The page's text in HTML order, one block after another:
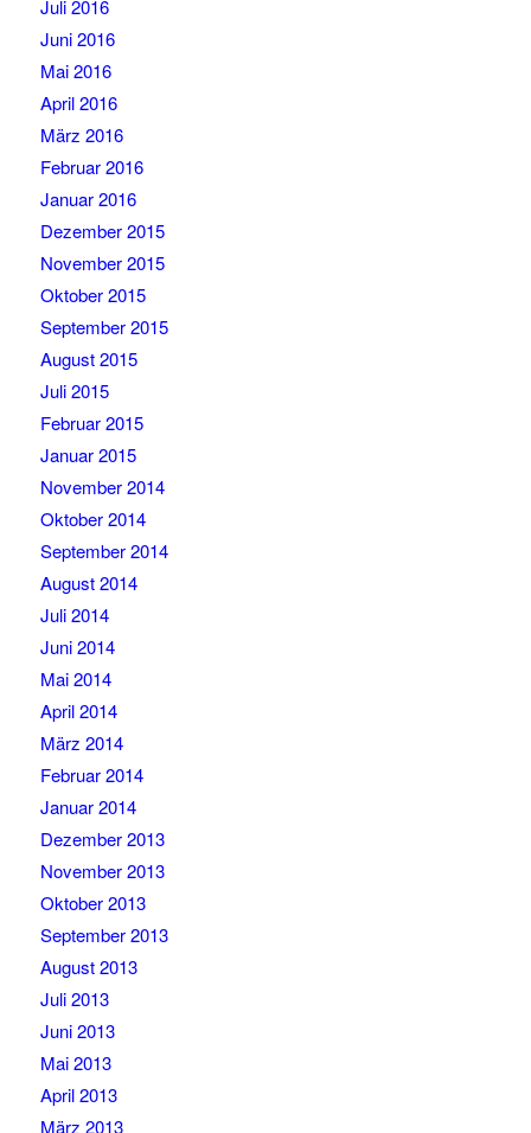
Juli 2016
Juni 2016
Mai 2016
April 2016
März 2016
Februar 2016
Januar 2016
Dezember 2015
November 2015
Oktober 2015
September 2015
August 2015
Juli 2015
Februar 2015
Januar 2015
November 2014
Oktober 2014
September 2014
August 2014
Juli 2014
Juni 2014
Mai 2014
April 2014
März 2014
Februar 2014
Januar 2014
Dezember 2013
November 2013
Oktober 2013
September 2013
August 2013
Juli 2013
Juni 2013
Mai 2013
April 2013
März 2013